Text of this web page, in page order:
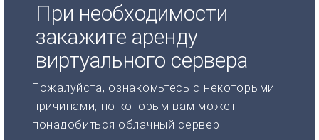
При необходимости
закажите аренду
виртуального сервера
Пожалуйста, ознакомьтесь с некоторыми
причинами, по которым вам может
понадобиться облачный сервер.